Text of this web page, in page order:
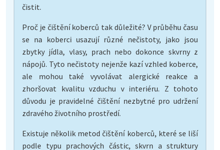
čistit.
Proč je čištění koberců tak důležité? V průběhu času
se na koberci usazují různé nečistoty, jako jsou
zbytky jídla, vlasy, prach nebo dokonce skvrny z
nápojů. Tyto nečistoty nejenže kazí vzhled koberce,
ale mohou také vyvolávat alergické reakce a
zhoršovat kvalitu vzduchu v interiéru. Z tohoto
důvodu je pravidelné čištění nezbytné pro udržení
zdravého životního prostředí.
Existuje několik metod čištění koberců, které se liší
podle typu prachových částic, skvrn a struktury